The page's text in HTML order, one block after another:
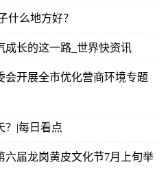
什么地方好？
成长的这一路_世界快资讯
会开展全市优化营商环境专题
？|每日看点
六届龙岗黄皮文化节7月上旬举